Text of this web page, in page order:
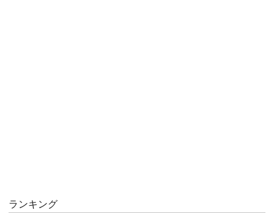
ランキング